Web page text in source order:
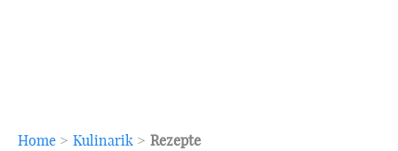
Home > Kulinarik > Rezepte